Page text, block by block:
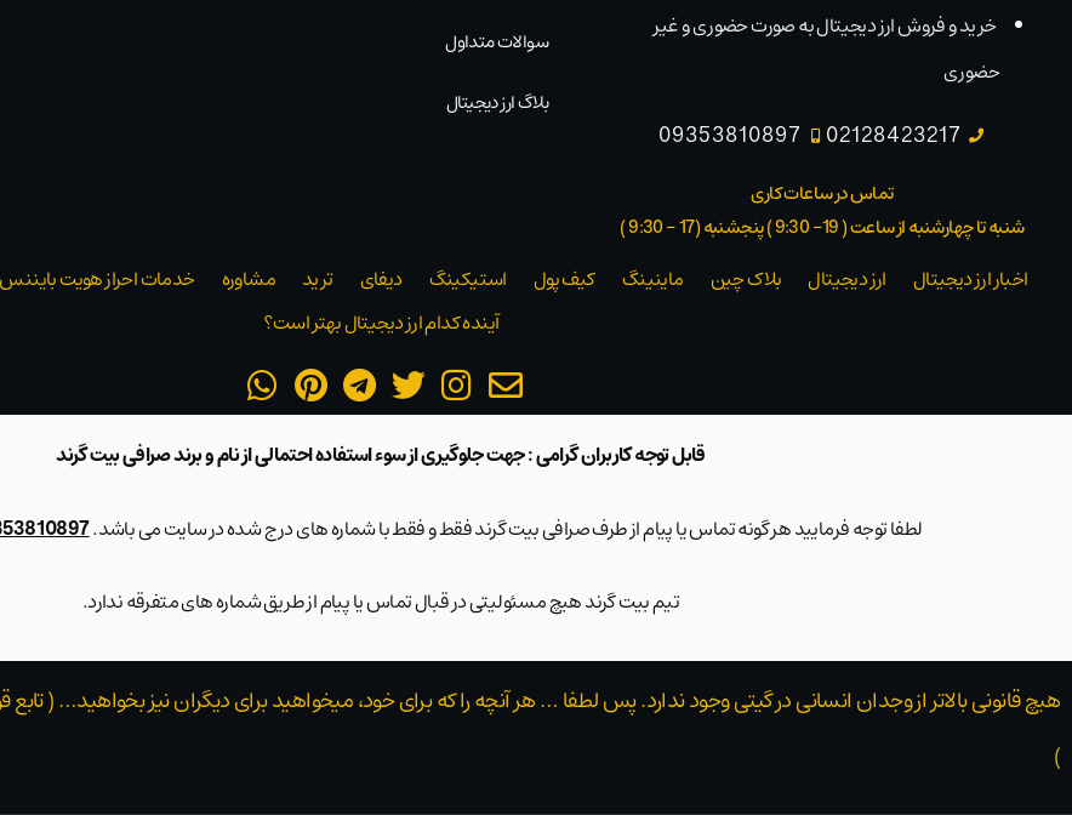
خرید و فروش ارز دیجیتال به صورت حضوری و غیر
حضوری
02128423217
09353810897
تماس در ساعات کاری
شنبه تا چهارشنبه از ساعت ( 19- 9:30 ) پنجشنبه (17 - 9:30 )​
سوالات متداول
بلاگ ارز دیجیتال
اخبار ارز دیجیتال ارز دیجیتال بلاک‌ چین ماینینگ کیف پول استیکینگ دیفای ترید مشاوره خدمات احراز هویت بایننس
آینده کدام ارز دیجیتال بهتر است؟
قابل توجه کاربران گرامی : جهت جلوگیری از سوء استفاده احتمالی از نام و برند صرافی بیت گرند
لطفا توجه فرمایید هر گونه تماس یا پیام از طرف صرافی بیت گرند فقط و فقط با شماره های درج شده در سایت می باشد.09353810897 و
تیم بیت گرند هیچ مسئولیتی در قبال تماس یا پیام از طریق شماره های متفرقه ندارد.
هیچ قانونی بالاتر از وجدان انسانی در گیتی وجود ندارد. پس لطفا … هر آنچه را که برای خود، میخواهید برای دیگران نیز بخواهید… (
)